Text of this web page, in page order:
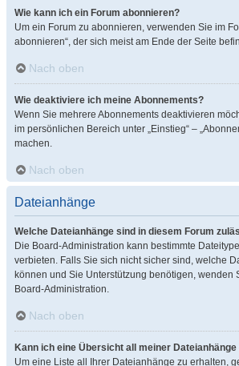
Wie kann ich ein Forum abonnieren?
Um ein Forum zu abonnieren, verwenden Sie im
abonnieren“, der sich meist am Ende der Seite
Nach oben
Wie deaktiviere ich meine Abonnements?
Wenn Sie mehrere Abonnements deaktivieren
im persönlichen Bereich unter „Einstieg“ –
machen.
Nach oben
Dateianhänge
Welche Dateianhänge sind in diesem Forum
Die Board-Administration kann bestimmte
verbieten. Falls Sie sich nicht sicher sind, welche
können und Sie Unterstützung benötigen, wenden
Board-Administration.
Nach oben
Kann ich eine Übersicht all meiner
Um eine Liste all Ihrer Dateianhänge zu erhalten,